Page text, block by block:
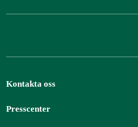
Kontakta oss
Presscenter